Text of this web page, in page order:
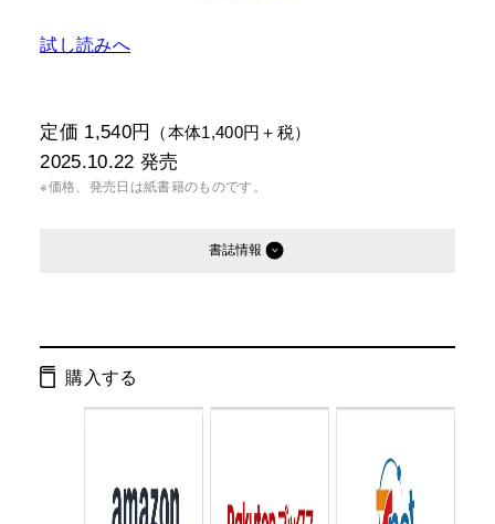
試し読みへ
定価 1,540円 （本体1,400円＋税）
2025.10.22 発売
※価格、発売日は紙書籍のものです。
書誌情報
ページ数：
判型： B5判変型
購入する